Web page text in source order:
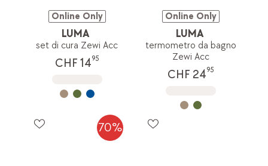
Online Only
LUMA
set di cura Zewi Acc
CHF 1495
Online Only
LUMA
termometro da bagno
Zewi Acc
CHF 2495
70%